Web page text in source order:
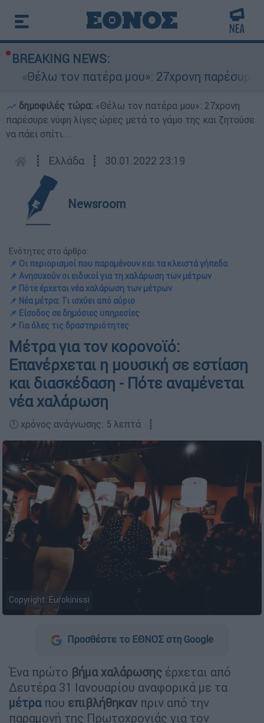
BREAKING NEWS:
τον πατέρα μου»: 27χρονη παρέσυρε νύφη
δημοφιλές τώρα: «Θέλω τον πατέρα μου»: 27χρονη
παρέσυρε νύφη λίγες ώρες μετά το γάμο της και ζητούσε
να πάει σπίτι...
┋ Ελλάδα ┋ 30.01.2022 23:19
Newsroom
Ενότητες στο άρθρο:
📌 Οι περιορισμοί που παραμένουν και τα κλειστά γήπεδα
📌 Ανησυχούν οι ειδικοί για τη χαλάρωση των μέτρων
📌 Πότε έρχεται νέα χαλάρωση των μέτρων
📌 Νέα μέτρα: Τι ισχύει από αύριο
📌 Είσοδος σε δημόσιες υπηρεσίες
📌 Για όλες τις δραστηριότητες
Μέτρα για τον κορονοϊό:
Επανέρχεται η μουσική σε εστίαση
και διασκέδαση - Πότε αναμένεται
νέα χαλάρωση
🕛 χρόνος ανάγνωσης: 5 λεπτά ┋
Copyright: Eurokinissi
Προσθέστε το ΕΘΝΟΣ στη Google
Ένα πρώτο βήμα χαλάρωσης έρχεται από
Δευτέρα 31 Ιανουαρίου αναφορικά με τα
μέτρα που επιβλήθηκαν πριν από την
παραμονή της Πρωτοχρονιάς για τον